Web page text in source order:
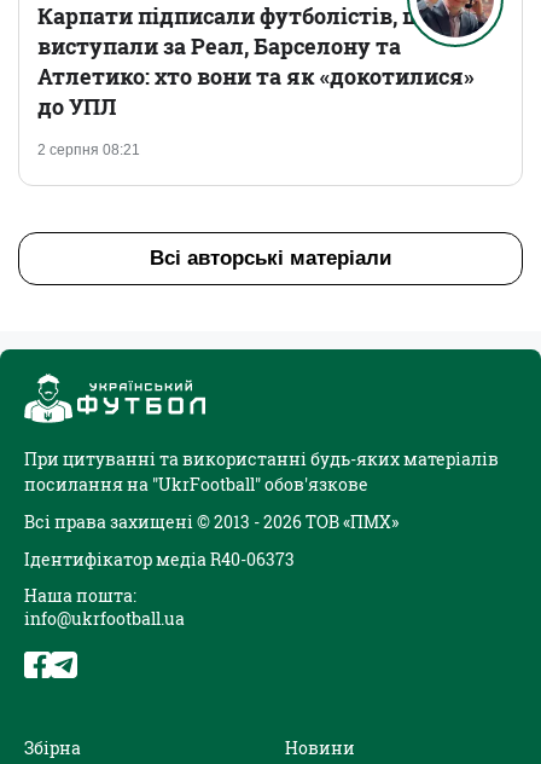
2 серпня 08:21
Карпати підписали футболістів, що
виступали за Реал, Барселону та
Атлетико: хто вони та як «докотилися»
до УПЛ
Всі авторські матеріали
При цитуванні та використанні будь-яких матеріалів
посилання на "UkrFootball" обов'язкове
Всі права захищені © 2013 - 2026 ТОВ «ПМХ»
Ідентифікатор медіа R40-06373
Наша пошта:
info@ukrfootball.ua
Збірна
Новини